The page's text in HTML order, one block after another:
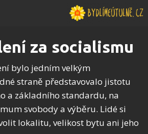
za socialismu
bylo jedním velkým
straně představovalo jistotu
a základního standardu, na
svobody a výběru. Lidé si
lokalitu, velikost bytu ani jeho